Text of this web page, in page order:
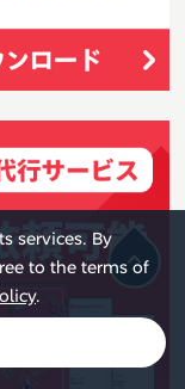
services. By
to the terms of
.